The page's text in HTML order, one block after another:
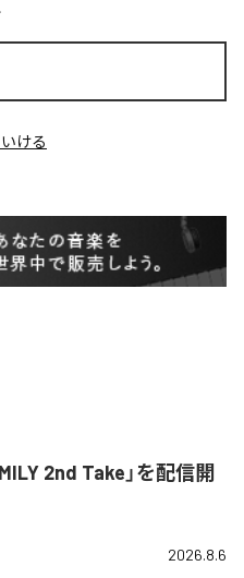
ける
2nd Take」を配信開
2026.8.6